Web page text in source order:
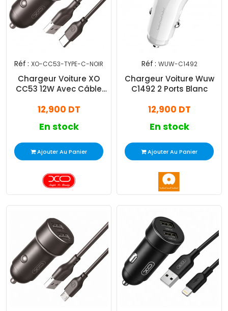
Réf : XO-CC53-TYPE-C-NOIR
Chargeur Voiture XO
CC53 12W Avec Câble
12,900 DT
En stock
Ajouter Au Panier
Réf : WUW-C1492
Chargeur Voiture Wuw
C1492 2 Ports Blanc
12,900 DT
En stock
Ajouter Au Panier